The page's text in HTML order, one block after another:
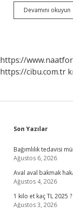
Devamını okuyun
https://
https://cibu.com.tr
Sidebar
Son Yazılar
Bağımlılık tedavisi
Ağustos 6, 2026
Aval aval bakmak
Ağustos 4, 2026
1 kilo et kaç TL 2025 ?
Ağustos 3, 2026